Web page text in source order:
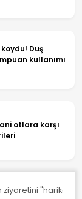
Duş
kullanımı
otlara karşı
ziyaretini "harika